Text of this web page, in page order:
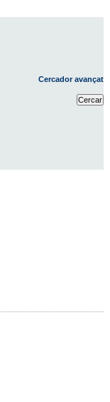
Cercador avançat